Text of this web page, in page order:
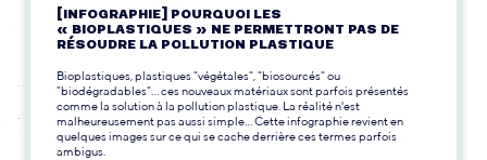
[INFOGRAPHIE] POURQUOI LES
« BIOPLASTIQUES » NE PERMETTRONT PAS DE
RÉSOUDRE LA POLLUTION PLASTIQUE
Bioplastiques, plastiques "végétales", "biosourcés" ou
"biodégradables"... ces nouveaux matériaux sont parfois présentés
comme la solution à la pollution plastique. La réalité n'est
malheureusement pas aussi simple... Cette infographie revient en
quelques images sur ce qui se cache derrière ces termes parfois
ambigus.